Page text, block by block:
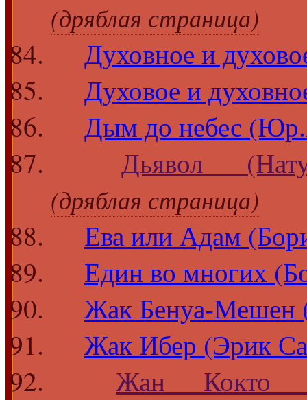
(дряблая страница)
Духовное и
Духовое и
Дым до небес
Дьявол
(дряблая страница)
Ева или Адам
Един во многих
Жак Бенуа-Мешен
Жак Ибер (Эрик
Жан Кокто